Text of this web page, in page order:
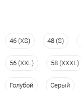
46 (XS) 48 (S)
56 (XXL) 58 (XXXL)
Голубой Серый